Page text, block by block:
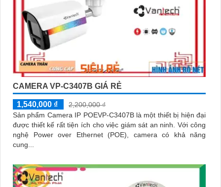
CAMERA VP-C3407B GIÁ RẺ
1,540,000 ₫
2,200,000 ₫
Sản phẩm Camera IP POEVP-C3407B là một thiết bị hiện đại
được thiết kế rất tiện ích cho việc giám sát an ninh. Với công
nghệ Power over Ethernet (POE), camera có khả năng
cung...